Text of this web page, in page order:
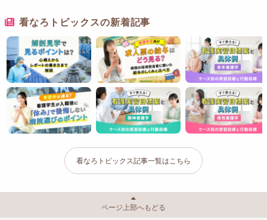
看なろトピックスの新着記事
看なろトピックス記事一覧はこちら
ページ上部へもどる